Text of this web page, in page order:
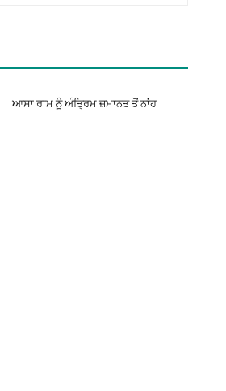
ਆਸਾ ਰਾਮ ਨੂੰ ਅੰਤ੍ਰਿਮ ਜ਼ਮਾਨਤ ਤੋਂ ਨਾਂਹ